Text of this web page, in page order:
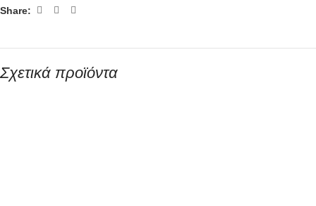
Share:
Σχετικά προϊόντα